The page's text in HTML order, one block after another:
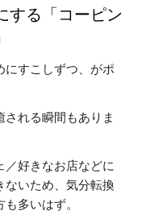
する「コーピン
にすこしずつ、がポ
される瞬間もありま
／好きなお店などに
ないため、気分転換
多いはず。